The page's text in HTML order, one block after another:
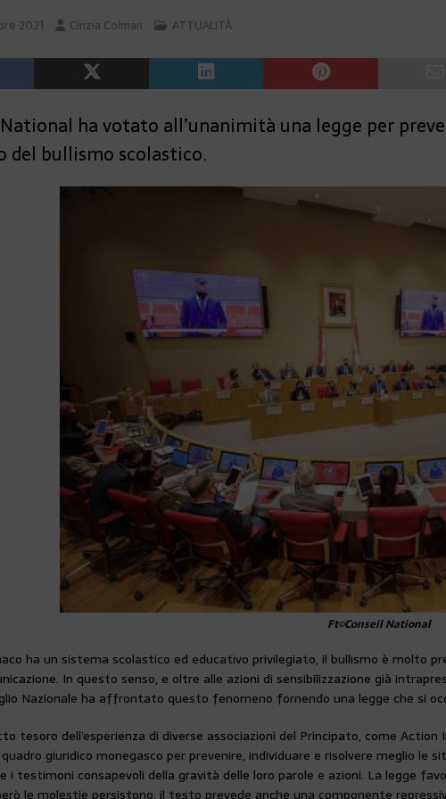
2021 Cinzia Colman ATTUALITÀ
ha votato all’unanimità una legge per
del bullismo scolastico.
Ft©Conseil National
ha un sistema scolastico ed educativo privilegiato, il bullismo è molto
In questo senso, e oltre alle azioni di sensibilizzazione già
Nazionale ha affrontato questo fenomeno fornendo una legge che si
tesoro dell’esperienza di diverse associazioni del Principato, come
giuridico monegasco per prevenire, individuare e risolvere meglio le
i testimoni consapevoli della gravità delle loro parole e azioni. La legge
le molestie persistono, il testo prevede anche una componente